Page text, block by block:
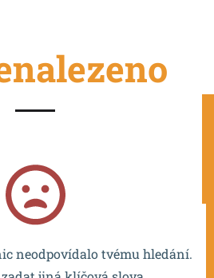
neodpovídalo tvému hledání.